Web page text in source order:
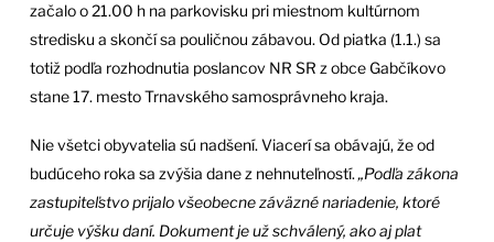
začalo o 21.00 h na parkovisku pri miestnom kultúrnom
stredisku a skončí sa pouličnou zábavou. Od piatka (1.1.) sa
totiž podľa rozhodnutia poslancov NR SR z obce Gabčíkovo
stane 17. mesto Trnavského samosprávneho kraja.
Nie všetci obyvatelia sú nadšení. Viacerí sa obávajú, že od
budúceho roka sa zvýšia dane z nehnuteľností.„Podľa zákona
zastupiteľstvo prijalo všeobecne záväzné nariadenie, ktoré
určuje výšku daní. Dokument je už schválený, ako aj plat